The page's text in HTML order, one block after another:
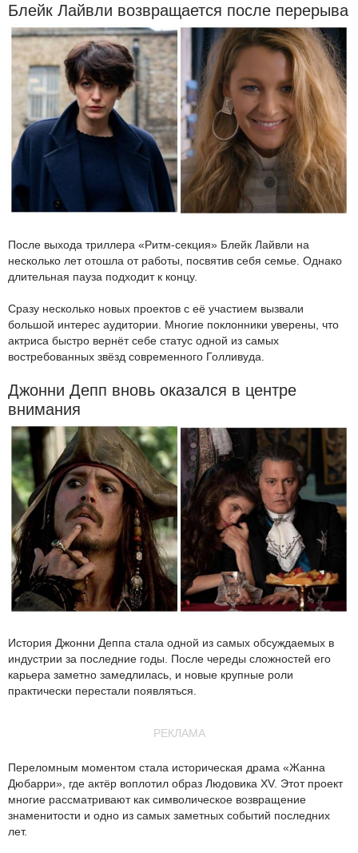
Блейк Лайвли возвращается после перерыва
После выхода триллера «Ритм-секция» Блейк Лайвли на
несколько лет отошла от работы, посвятив себя семье. Однако
длительная пауза подходит к концу.
Сразу несколько новых проектов с её участием вызвали
большой интерес аудитории. Многие поклонники уверены, что
актриса быстро вернёт себе статус одной из самых
востребованных звёзд современного Голливуда.
Джонни Депп вновь оказался в центре
внимания
История Джонни Деппа стала одной из самых обсуждаемых в
индустрии за последние годы. После череды сложностей его
карьера заметно замедлилась, и новые крупные роли
практически перестали появляться.
РЕКЛАМА
Переломным моментом стала историческая драма «Жанна
Дюбарри», где актёр воплотил образ Людовика XV. Этот проект
многие рассматривают как символическое возвращение
знаменитости и одно из самых заметных событий последних
лет.